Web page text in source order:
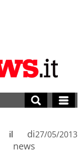
di
news
il 27/05/2013